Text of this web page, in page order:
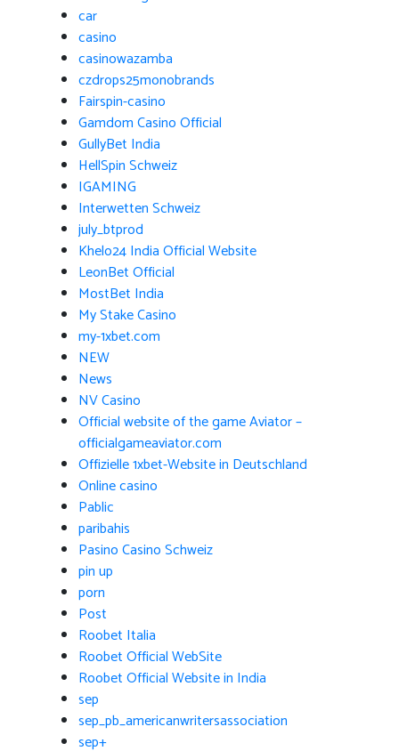
car
casino
casinowazamba
czdrops25monobrands
Fairspin-casino
Gamdom Casino Official
GullyBet India
HellSpin Schweiz
IGAMING
Interwetten Schweiz
july_btprod
Khelo24 India Official Website
LeonBet Official
MostBet India
My Stake Casino
my-1xbet.com
NEW
News
NV Casino
Official website of the game Aviator –
officialgameaviator.com
Offizielle 1xbet-Website in Deutschland
Online casino
Pablic
paribahis
Pasino Casino Schweiz
pin up
porn
Post
Roobet Italia
Roobet Official WebSite
Roobet Official Website in India
sep
sep_pb_americanwritersassociation
sep+